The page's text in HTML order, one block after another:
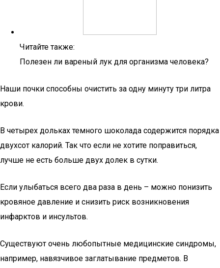
Читайте также:
Полезен ли вареный лук для организма человека?
Наши почки способны очистить за одну минуту три литра
крови.
В четырех дольках темного шоколада содержится порядка
двухсот калорий. Так что если не хотите поправиться,
лучше не есть больше двух долек в сутки.
Если улыбаться всего два раза в день – можно понизить
кровяное давление и снизить риск возникновения
инфарктов и инсультов.
Существуют очень любопытные медицинские синдромы,
например, навязчивое заглатывание предметов. В